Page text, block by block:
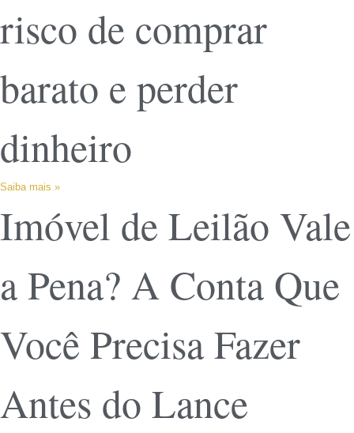
risco de comprar
barato e perder
dinheiro
Saiba mais »
Imóvel de Leilão Vale
a Pena? A Conta Que
Você Precisa Fazer
Antes do Lance